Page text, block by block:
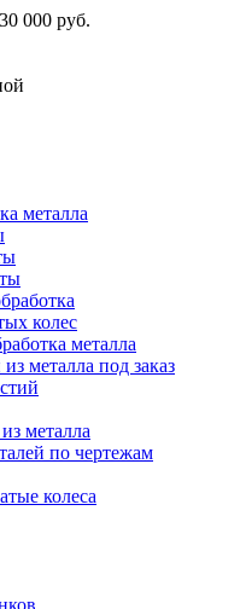
000 руб.
металла
колес
металла
металла под заказ
металла
по чертежам
колеса